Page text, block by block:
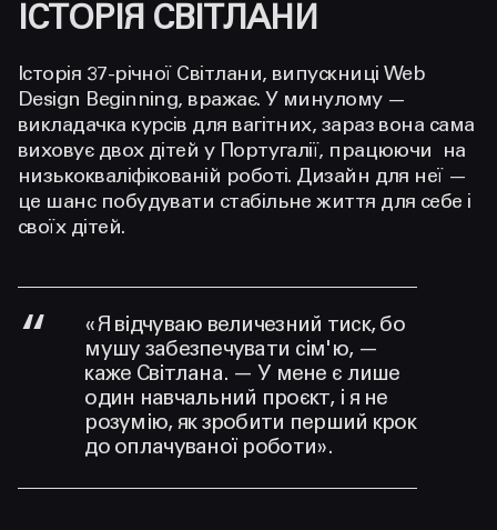
ІСТОРІЯ СВІТЛАНИ
Історія 37-річної Світлани, випускниці Web
Design Beginning, вражає. У минулому —
викладачка курсів для вагітних, зараз вона сама
виховує двох дітей у Португалії, працюючи на
низькокваліфікованій роботі. Дизайн для неї —
це шанс побудувати стабільне життя для себе і
своїх дітей.
«Я відчуваю величезний тиск, бо
мушу забезпечувати сім'ю, —
каже Світлана. — У мене є лише
один навчальний проєкт, і я не
розумію, як зробити перший крок
до оплачуваної роботи».